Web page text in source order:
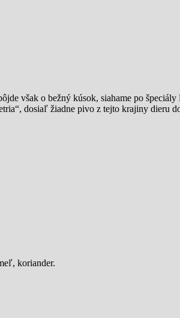
však o bežný kúsok, siahame po
dosiaľ žiadne pivo z tejto krajiny dieru
koriander.